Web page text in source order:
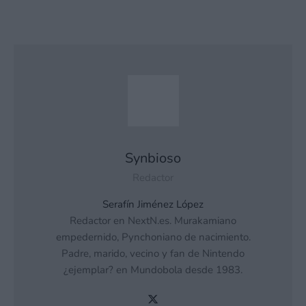
Synbioso
Serafín Jiménez López
Redactor en NextN.es. Murakamiano
empedernido, Pynchoniano de nacimiento.
Padre, marido, vecino y fan de Nintendo
¿ejemplar? en Mundobola desde 1983.